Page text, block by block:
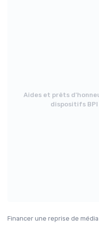
Aides et prêts
dispositifs
Financer une reprise de média